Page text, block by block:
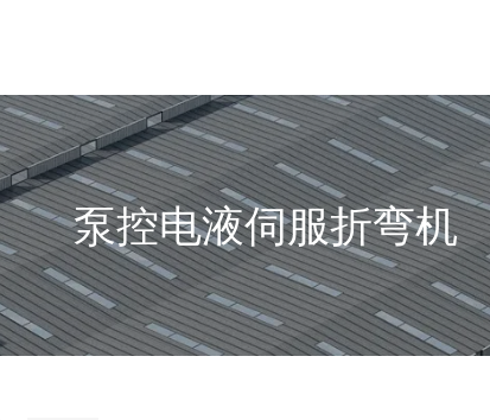
泵控电液伺服折弯机